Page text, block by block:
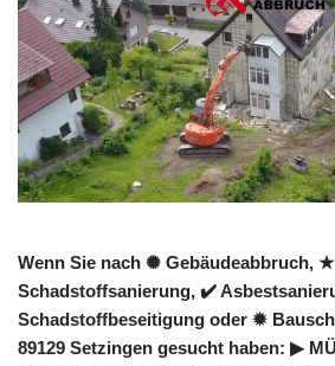
Wenn Sie nach ✺ Gebäudeabbruch, ★
Schadstoffsanierung, ✔️
Schadstoffbeseitigung oder ✹
89129 Setzingen gesucht haben: ▶︎